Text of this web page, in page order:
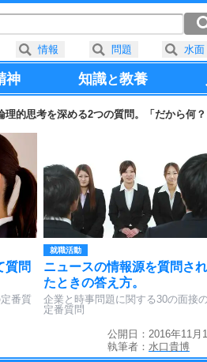
神 知識と教養
理的思考を深める2つの質問。「だから何？
質問
番質
就職活動
ニュースの情報源を質問され
たときの答え方。
企業と時事問題に関する30の面接
定番質問
公開日：2016年11月
執筆者： 水口貴博
情報 問題 水面